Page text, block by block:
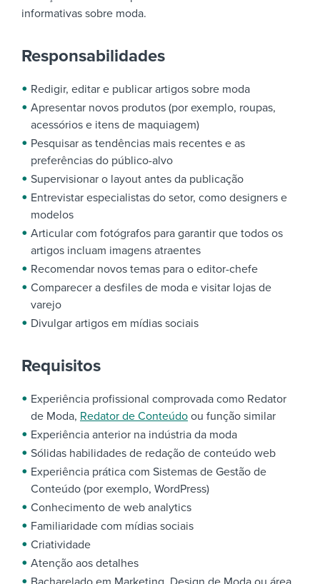
informativas sobre moda.
Responsabilidades
Redigir, editar e publicar artigos sobre moda
Apresentar novos produtos (por exemplo, roupas,
acessórios e itens de maquiagem)
Pesquisar as tendências mais recentes e as
preferências do público-alvo
Supervisionar o layout antes da publicação
Entrevistar especialistas do setor, como designers e
modelos
Articular com fotógrafos para garantir que todos os
artigos incluam imagens atraentes
Recomendar novos temas para o editor-chefe
Comparecer a desfiles de moda e visitar lojas de
varejo
Divulgar artigos em mídias sociais
Requisitos
Experiência profissional comprovada como Redator
de Moda, Redator de Conteúdo ou função similar
Experiência anterior na indústria da moda
Sólidas habilidades de redação de conteúdo web
Experiência prática com Sistemas de Gestão de
Conteúdo (por exemplo, WordPress)
Conhecimento de web analytics
Familiaridade com mídias sociais
Criatividade
Atenção aos detalhes